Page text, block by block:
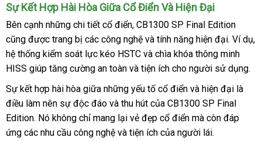
Sự Kết Hợp Hài Hòa Giữa Cổ Điển Và Hiện Đại
Bên cạnh những chi tiết cổ điển, CB1300 SP Final Edition
cũng được trang bị các công nghệ và tính năng hiện đại. Ví dụ,
hệ thống kiểm soát lực kéo HSTC và chìa khóa thông minh
HISS giúp tăng cường an toàn và tiện ích cho người sử dụng.
Sự kết hợp hài hòa giữa những yếu tố cổ điển và hiện đại là
điều làm nên sự độc đáo và thu hút của CB1300 SP Final
Edition. Nó không chỉ mang lại vẻ đẹp cổ điển mà còn đáp
ứng các nhu cầu công nghệ và tiện ích của người lái.